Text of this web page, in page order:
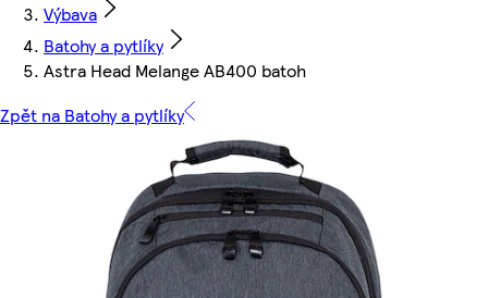
Výbava
Batohy a pytlíky
Astra Head Melange AB400 batoh
Zpět na Batohy a pytlíky